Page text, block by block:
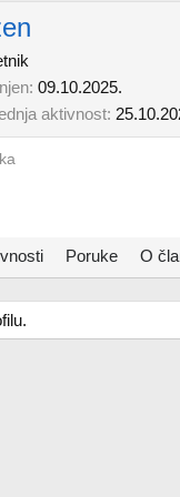
09.10.2025.
aktivnost
Poruke O